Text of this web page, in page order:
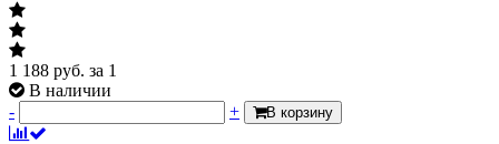
1 188 руб. за 1
В наличии
-
+ В корзину